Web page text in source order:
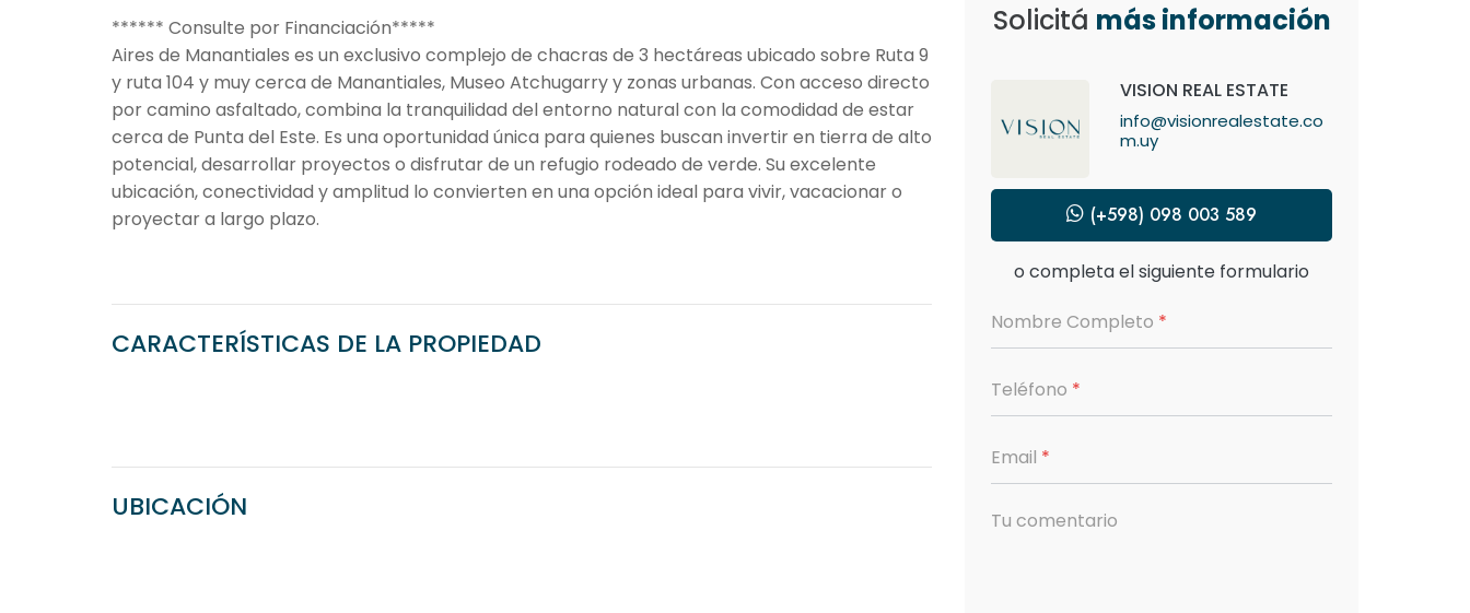
****** Consulte por Financiación*****
Aires de Manantiales es un exclusivo complejo de chacras de 3 hectáreas ubicado sobre Ruta 9
y ruta 104 y muy cerca de Manantiales, Museo Atchugarry y zonas urbanas. Con acceso directo
por camino asfaltado, combina la tranquilidad del entorno natural con la comodidad de estar
cerca de Punta del Este. Es una oportunidad única para quienes buscan invertir en tierra de alto
potencial, desarrollar proyectos o disfrutar de un refugio rodeado de verde. Su excelente
ubicación, conectividad y amplitud lo convierten en una opción ideal para vivir, vacacionar o
proyectar a largo plazo.
CARACTERÍSTICAS DE LA PROPIEDAD
UBICACIÓN
Solicitá más información
VISION REAL ESTATE
info@visionrealestate.co
m.uy
(+598) 098 003 589
o completa el siguiente formulario
Nombre Completo *
Teléfono *
Email *
Tu comentario